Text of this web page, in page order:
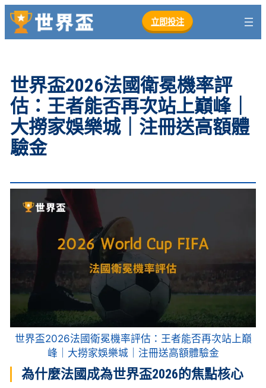
跳
主
內
容
立即投注
世界盃2026法國衛冕機率評
估：王者能否再次站上巔峰｜
大撈家娛樂城｜注冊送高額體
驗金
世界盃2026法國衛冕機率評估：王者能否再次站上巔
峰｜大撈家娛樂城｜注冊送高額體驗金
為什麼法國成為世界盃2026的焦點核心